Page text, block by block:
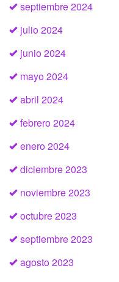
septiembre 2024
julio 2024
junio 2024
mayo 2024
abril 2024
febrero 2024
enero 2024
diciembre 2023
noviembre 2023
octubre 2023
septiembre 2023
agosto 2023